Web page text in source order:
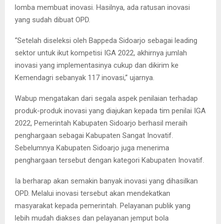
lomba membuat inovasi. Hasilnya, ada ratusan inovasi
yang sudah dibuat OPD.
“Setelah diseleksi oleh Bappeda Sidoarjo sebagai leading
sektor untuk ikut kompetisi IGA 2022, akhirnya jumlah
inovasi yang implementasinya cukup dan dikirim ke
Kemendagri sebanyak 117 inovasi,” ujarnya.
Wabup mengatakan dari segala aspek penilaian terhadap
produk-produk inovasi yang diajukan kepada tim penilai IGA
2022, Pemerintah Kabupaten Sidoarjo berhasil meraih
penghargaan sebagai Kabupaten Sangat Inovatif.
Sebelumnya Kabupaten Sidoarjo juga menerima
penghargaan tersebut dengan kategori Kabupaten Inovatif.
Ia berharap akan semakin banyak inovasi yang dihasilkan
OPD. Melalui inovasi tersebut akan mendekatkan
masyarakat kepada pemerintah. Pelayanan publik yang
lebih mudah diakses dan pelayanan jemput bola